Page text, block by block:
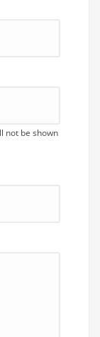
not be shown